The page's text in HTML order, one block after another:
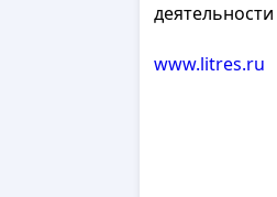
деятельности
www.litres.ru